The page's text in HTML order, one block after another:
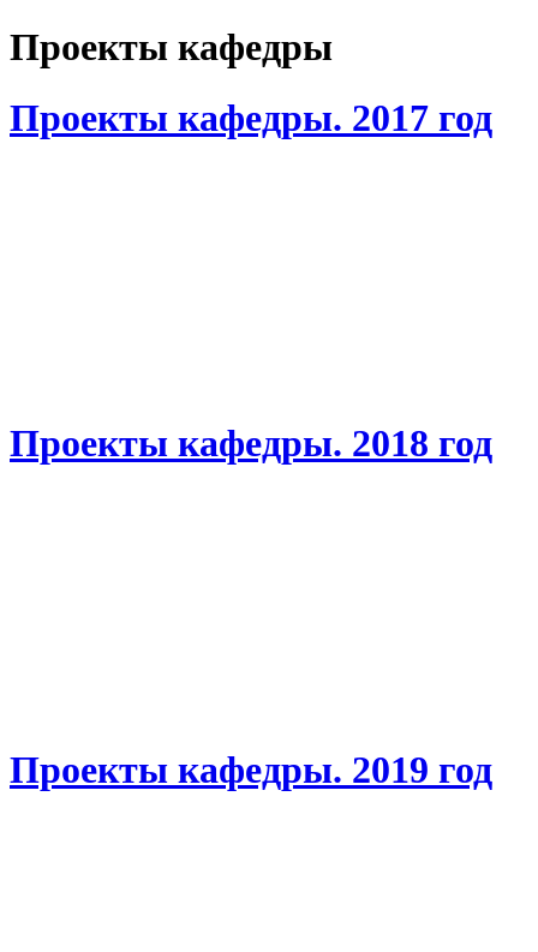
Проекты кафедры
Проекты кафедры. 2017 год
Проекты кафедры. 2018 год
Проекты кафедры. 2019 год